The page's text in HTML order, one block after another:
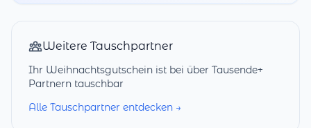
Weitere Tauschpartner
Ihr Weihnachtsgutschein ist bei über Tausende+
Partnern tauschbar
Alle Tauschpartner entdecken →